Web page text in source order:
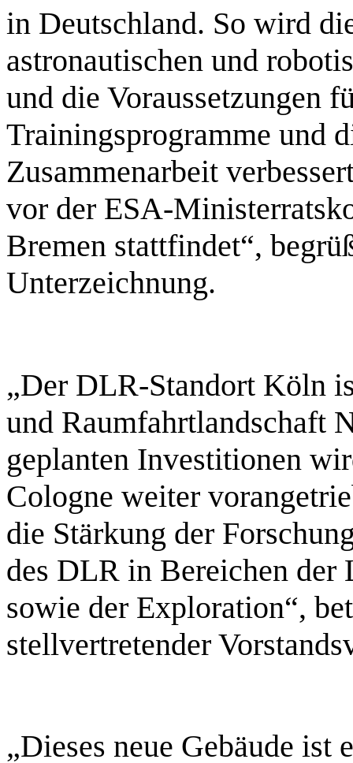
in Deutschland. So wird
astronautischen und
und die Voraussetzungen
Trainingsprogramme und
Zusammenarbeit
vor der ESA-
Bremen stattfindet“,
Unterzeichnung.
„Der DLR-Standort Köln
und Raumfahrtlandschaft
geplanten Investitionen
Cologne weiter
die Stärkung der
des DLR in Bereichen
sowie der Exploration“,
stellvertretender
„Dieses neue Gebäude